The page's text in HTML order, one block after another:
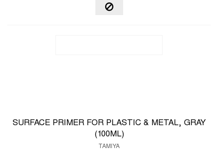
SURFACE PRIMER FOR PLASTIC & METAL, GRAY
(100ML)
TAMIYA